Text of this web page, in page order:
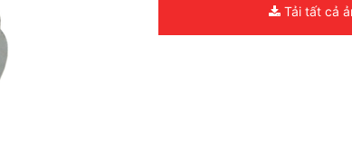
Tải tất cả